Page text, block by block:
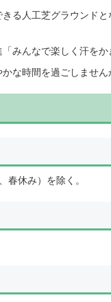
る人工芝グラウンド
みんなで楽しく汗をか
な時間を過ごしません
春休み）を除く。